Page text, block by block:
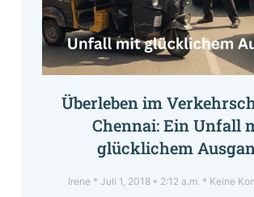
Überleben im
Chennai: Ein Unfall
glücklichem
Irene Juli 1, 2018 2:12 a.m. Keine